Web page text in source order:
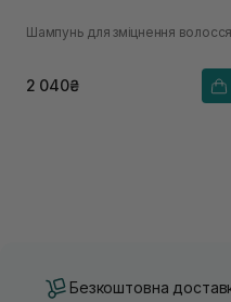
Шампунь для зміцнення волосся
2 040₴
Безкоштовна